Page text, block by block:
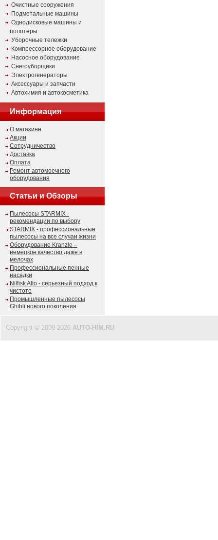
Очистные сооружения
Подметальные машины
Однодисковые машины и
полотеры
Уборочные тележки
Компрессорное оборудование
Насосное оборудование
Снегоуборщики
Электрогенераторы
Аксессуары и запчасти
Автохимия и автокосметика
Информация
О магазине
Акции
Сотрудничество
Доставка
Оплата
Ремонт автомоечного
оборудования
Статьи и Обзоры
Пылесосы STARMIX -
рекомендации по выбору
STARMIX - профессиональные
пылесосы на все случаи жизни
Оборудование Kranzle –
немецкое качество даже в
мелочах
Профессиональные пенные
насадки
Nilfisk Alto - серьезный подход к
чистоте
Промышленные пылесосы
Ghibli нового поколения
Copyright © 2009-2026 AUTO-HIM.RU